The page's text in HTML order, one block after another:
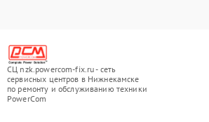
СЦ nzk.powercom-fix.ru - сеть
сервисных центров в Нижнекамске
по ремонту и обслуживанию техники
PowerCom